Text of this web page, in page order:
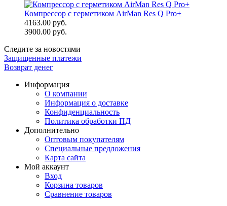
Компрессор с герметиком AirMan Res Q Pro+
4163.00 руб.
3900.00 руб.
Следите за новостями
Защищенные платежи
Возврат денег
Информация
О компании
Информация о доставке
Конфиденциальность
Политика обработки ПД
Дополнительно
Оптовым покупателям
Специальные предложения
Карта сайта
Мой аккаунт
Вход
Корзина товаров
Сравнение товаров